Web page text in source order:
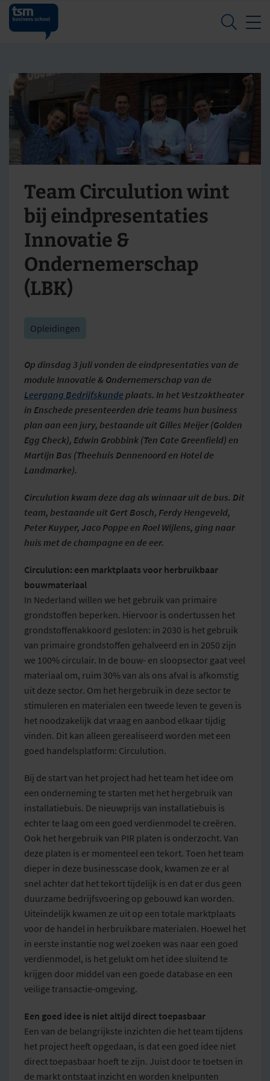
Team Circulution wint
bij eindpresentaties
Innovatie &
Ondernemerschap
(LBK)
Opleidingen
Op dinsdag 3 juli vonden de eindpresentaties van de
module Innovatie & Ondernemerschap van de
Leergang Bedrijfskunde plaats. In het Vestzaktheater
in Enschede presenteerden drie teams hun business
plan aan een jury, bestaande uit Gilles Meijer (Golden
Egg Check), Edwin Grobbink (Ten Cate Greenfield) en
Martijn Bas (Theehuis Dennenoord en Hotel de
Landmarke).
Circulution kwam deze dag als winnaar uit de bus. Dit
team, bestaande uit Gert Bosch, Ferdy Hengeveld,
Peter Kuyper, Jaco Poppe en Roel Wijlens, ging naar
huis met de champagne en de eer.
Circulution: een marktplaats voor herbruikbaar
bouwmateriaal
In Nederland willen we het gebruik van primaire
grondstoffen beperken. Hiervoor is ondertussen het
grondstoffenakkoord gesloten: in 2030 is het gebruik
van primaire grondstoffen gehalveerd en in 2050 zijn
we 100% circulair. In de bouw- en sloopsector gaat veel
materiaal om, ruim 30% van als ons afval is afkomstig
uit deze sector. Om het hergebruik in deze sector te
stimuleren en materialen een tweede leven te geven is
het noodzakelijk dat vraag en aanbod elkaar tijdig
vinden. Dit kan alleen gerealiseerd worden met een
goed handelsplatform: Circulution.
Bij de start van het project had het team het idee om
een onderneming te starten met het hergebruik van
installatiebuis. De nieuwprijs van installatiebuis is
echter te laag om een goed verdienmodel te creëren.
Ook het hergebruik van PIR platen is onderzocht. Van
deze platen is er momenteel een tekort. Toen het team
dieper in deze businesscase dook, kwamen ze er al
snel achter dat het tekort tijdelijk is en dat er dus geen
duurzame bedrijfsvoering op gebouwd kan worden.
Uiteindelijk kwamen ze uit op een totale marktplaats
voor de handel in herbruikbare materialen. Hoewel het
in eerste instantie nog wel zoeken was naar een goed
verdienmodel, is het gelukt om het idee sluitend te
krijgen door middel van een goede database en een
veilige transactie-omgeving.
Een goed idee is niet altijd direct toepasbaar
Een van de belangrijkste inzichten die het team tijdens
het project heeft opgedaan, is dat een goed idee niet
direct toepasbaar hoeft te zijn. Juist door te toetsen in
de markt ontstaat inzicht en worden knelpunten